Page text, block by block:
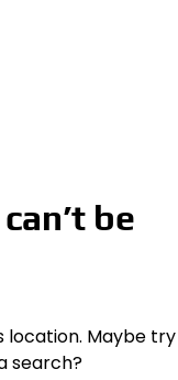
be
location. Maybe try
search?